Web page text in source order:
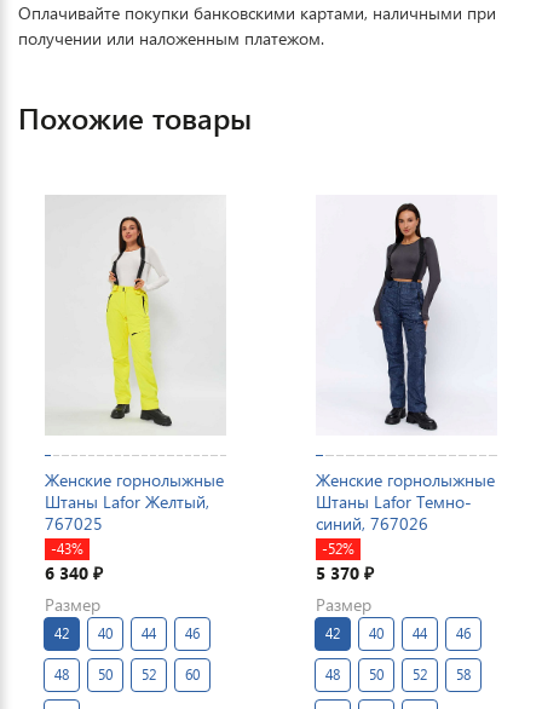
Оплачивайте покупки банковскими картами, наличными при
получении или наложенным платежом.
Похожие товары
Женские горнолыжные
Штаны Lafor Желтый,
767025
-43%
6 340 ₽
Размер
42 40 44 46
48 50 52 60
Женские горнолыжные
Штаны Lafor Темно-
синий, 767026
-52%
5 370 ₽
Размер
42 40 44 46
48 50 52 58